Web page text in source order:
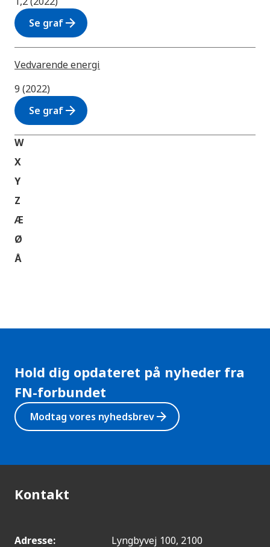
Se grafarrow_forward
Vedvarende energi
9 (2022)
Se grafarrow_forward
W
X
Y
Z
Æ
Ø
Å
Hold dig opdateret på nyheder fra
FN-forbundet
Modtag vores nyhedsbrevarrow_forward
Kontakt
Adresse:
Lyngbyvej 100, 2100